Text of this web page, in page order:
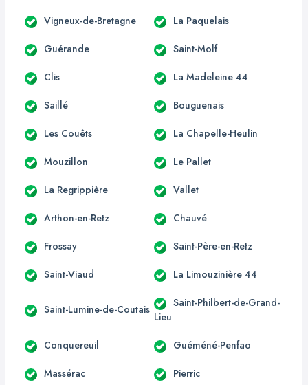
Vigneux-de-Bretagne La Paquelais
Guérande Saint-Molf
Clis La Madeleine 44
Saillé Bouguenais
Les Couêts La Chapelle-Heulin
Mouzillon Le Pallet
La Regrippière Vallet
Arthon-en-Retz Chauvé
Frossay Saint-Père-en-Retz
Saint-Viaud La Limouzinière 44
Saint-Lumine-de-Coutais
Saint-Philbert-de-Grand-
Lieu
Conquereuil Guéméné-Penfao
Massérac Pierric